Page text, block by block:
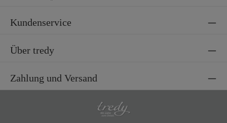
Kundenservice
Über tredy
Zahlung und Versand